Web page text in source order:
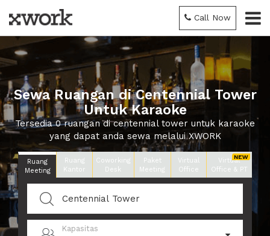
Call Now
Sewa Ruangan di Centennial Tower
Untuk Karaoke
Tersedia 0 ruangan di centennial tower untuk karaoke
yang dapat anda sewa melalui XWORK
Ruang
Meeting
Ruang
Kantor
Coworking
Desk
Paket
Meeting
Virtual
Office
Virtual
Office & PT
Kapasitas